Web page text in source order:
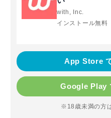
with, Inc.
インストール無料
App Store
Google Play
※18歳未満の方